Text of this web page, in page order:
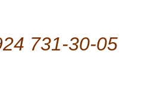
731-30-05